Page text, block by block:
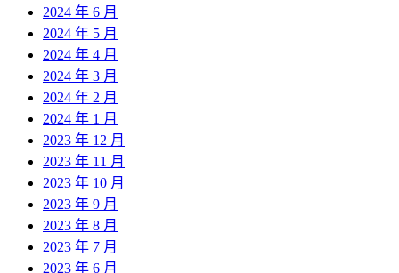
2024 年 6 月
2024 年 5 月
2024 年 4 月
2024 年 3 月
2024 年 2 月
2024 年 1 月
2023 年 12 月
2023 年 11 月
2023 年 10 月
2023 年 9 月
2023 年 8 月
2023 年 7 月
2023 年 6 月